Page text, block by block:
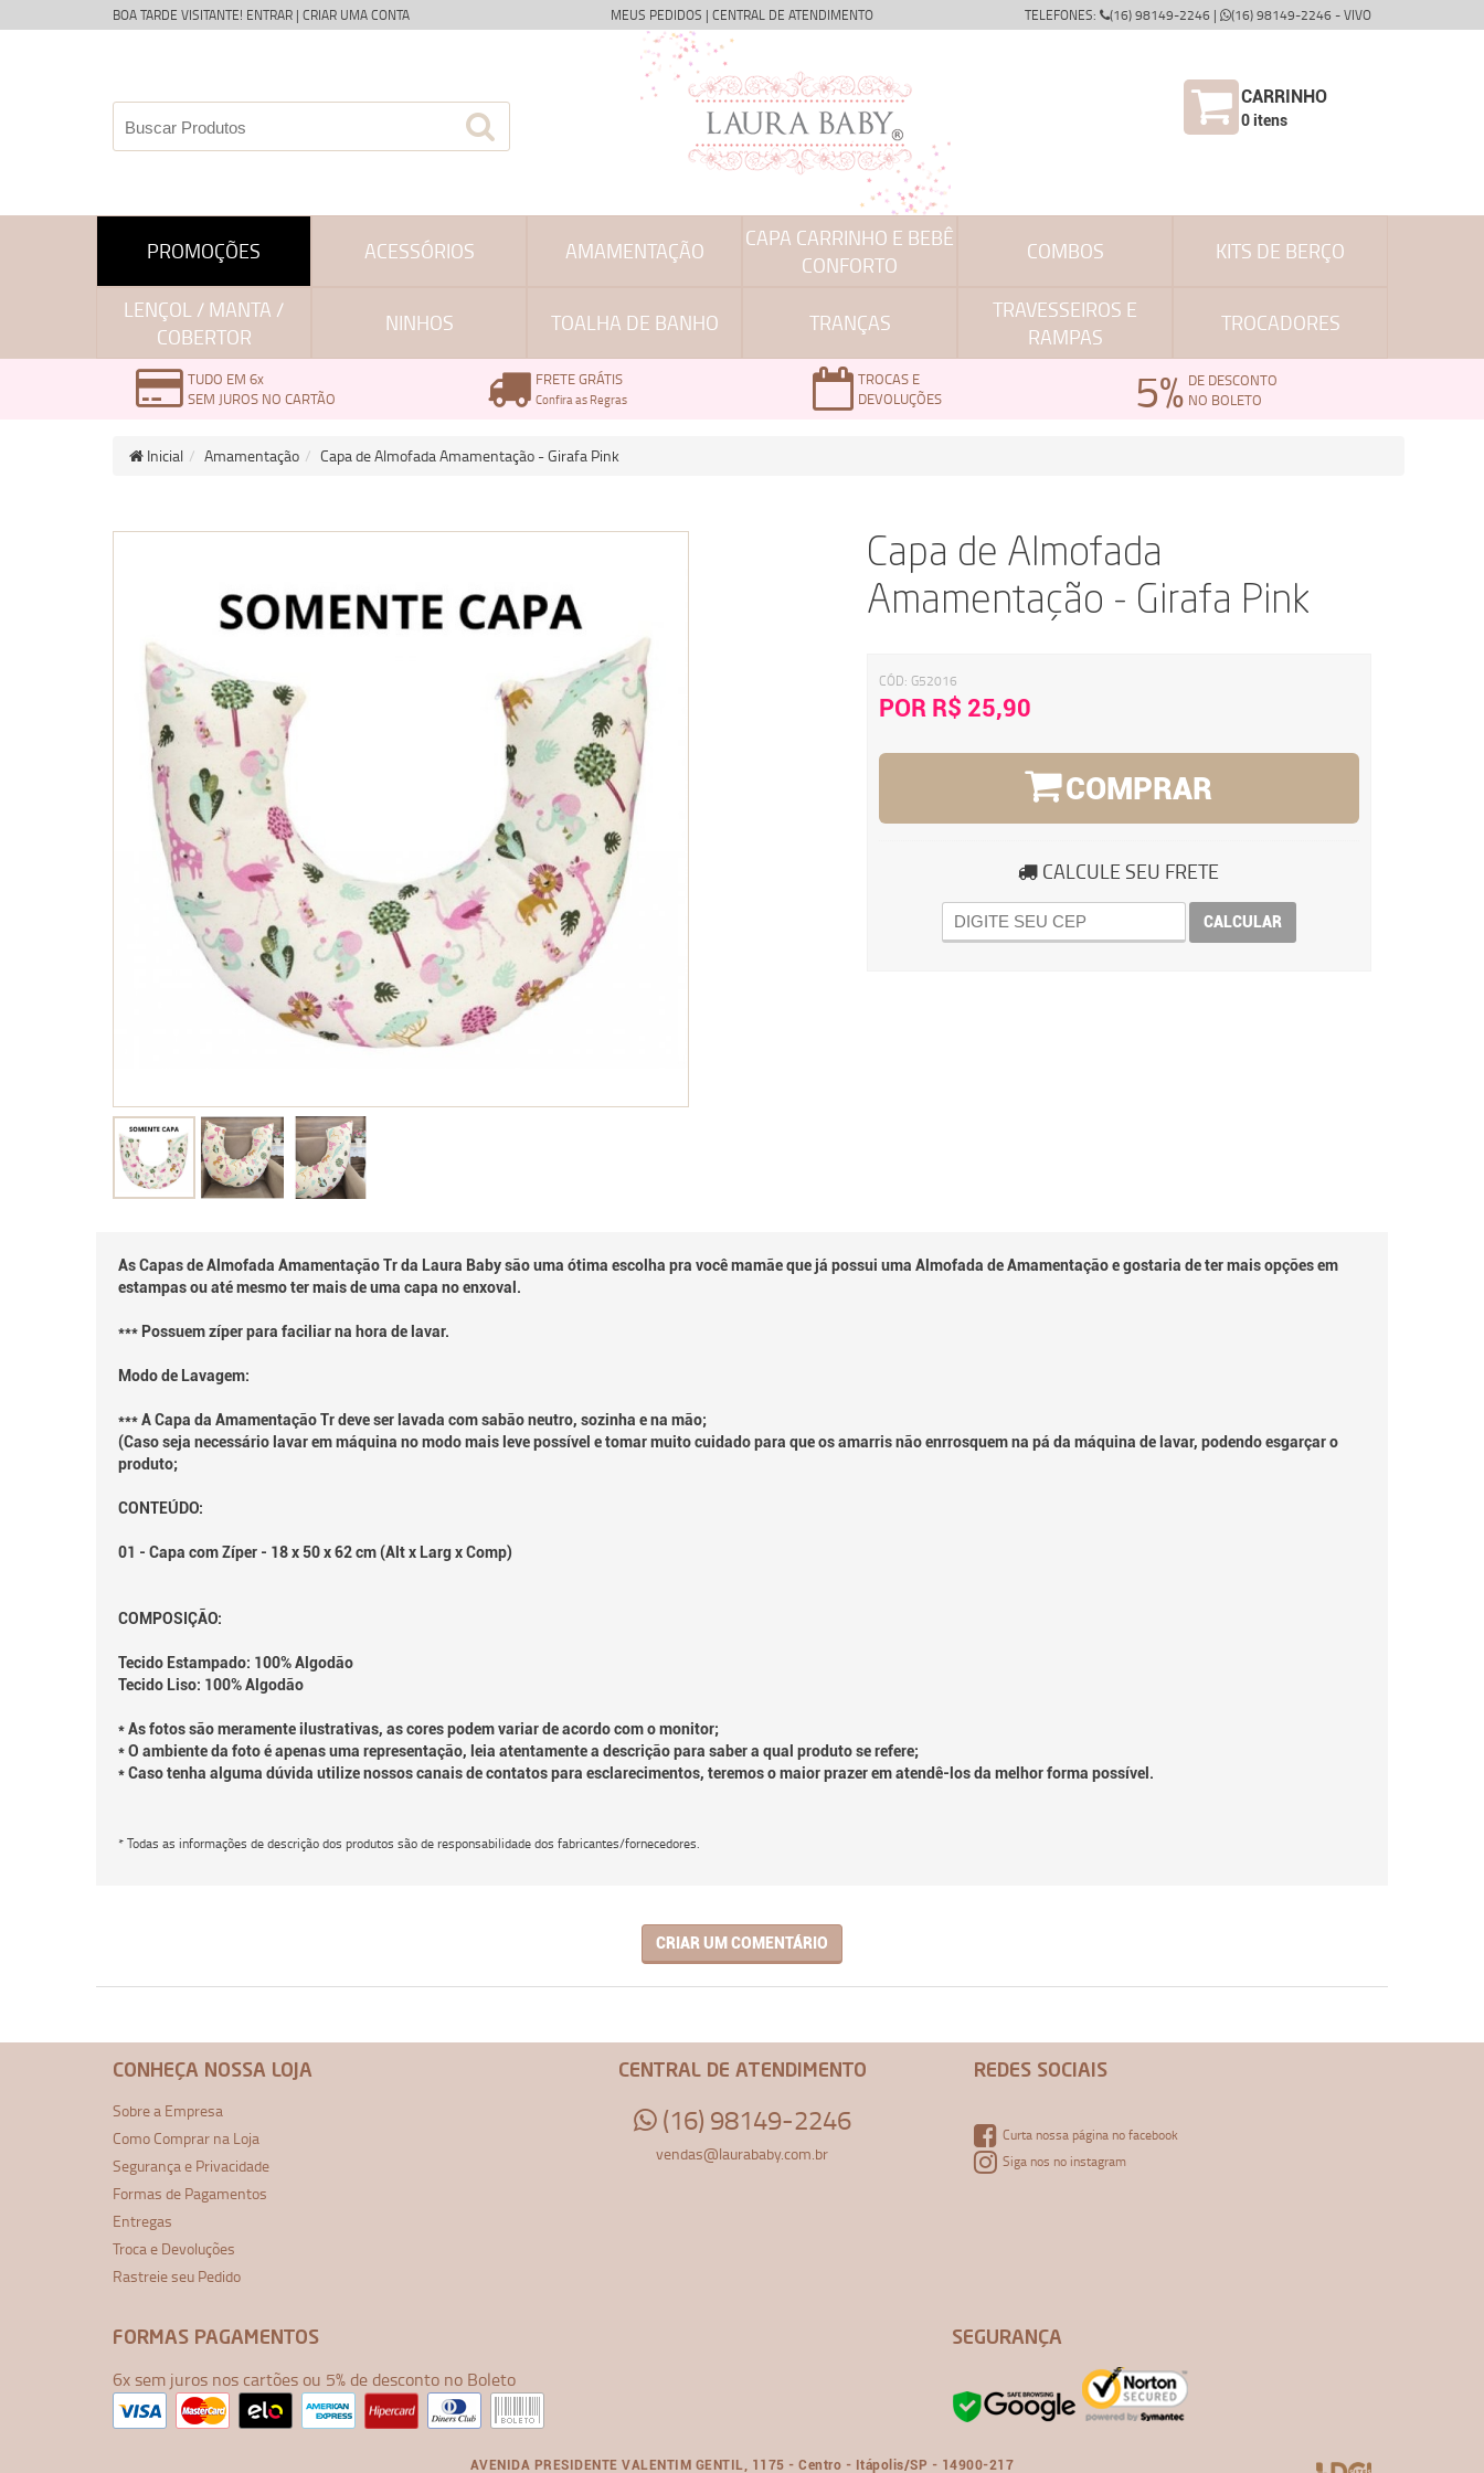
BOA TARDE VISITANTE! ENTRAR | CRIAR UMA CONTA MEUS PEDIDOS | CENTRAL DE ATENDIMENTO TELEFONES: (16) 98149-2246 | (16) 98149-2246 - VIVO
CARRINHO
0itens
PROMOÇÕES ACESSÓRIOS AMAMENTAÇÃO
CAPA CARRINHO E BEBÊ
CONFORTO
COMBOS KITS DE BERÇO
LENÇOL / MANTA /
COBERTOR
NINHOS TOALHA DE BANHO TRANÇAS
TRAVESSEIROS E
RAMPAS
TROCADORES
TUDO EM 6x
SEM JUROS NO CARTÃO
FRETE GRÁTIS
Confira as Regras
TROCAS E
DEVOLUÇÕES
5% DE DESCONTO
NO BOLETO
Inicial Amamentação Capa de Almofada Amamentação - Girafa Pink
Capa de Almofada
Amamentação - Girafa Pink
CÓD: G52016
POR R$ 25,90
COMPRAR
CALCULE SEU FRETE
CALCULAR
As Capas de Almofada Amamentação Tr da Laura Baby são uma ótima escolha pra você mamãe que já possui uma Almofada de Amamentação e gostaria de ter mais opções em
estampas ou até mesmo ter mais de uma capa no enxoval.
*** Possuem zíper para faciliar na hora de lavar.
Modo de Lavagem:
*** A Capa da Amamentação Tr deve ser lavada com sabão neutro, sozinha e na mão;
(Caso seja necessário lavar em máquina no modo mais leve possível e tomar muito cuidado para que os amarris não enrrosquem na pá da máquina de lavar, podendo esgarçar o
produto;
CONTEÚDO:
01 - Capa com Zíper - 18 x 50 x 62 cm (Alt x Larg x Comp)
COMPOSIÇÃO:
Tecido Estampado: 100% Algodão
Tecido Liso: 100% Algodão
* As fotos são meramente ilustrativas, as cores podem variar de acordo com o monitor;
* O ambiente da foto é apenas uma representação, leia atentamente a descrição para saber a qual produto se refere;
* Caso tenha alguma dúvida utilize nossos canais de contatos para esclarecimentos, teremos o maior prazer em atendê-los da melhor forma possível.
* Todas as informações de descrição dos produtos são de responsabilidade dos fabricantes/fornecedores.
CRIAR UM COMENTÁRIO
CONHEÇA NOSSA LOJA
Sobre a Empresa
Como Comprar na Loja
Segurança e Privacidade
Formas de Pagamentos
Entregas
Troca e Devoluções
Rastreie seu Pedido
CENTRAL DE ATENDIMENTO
(16) 98149-2246
vendas@laurababy.com.br
REDES SOCIAIS
Curta nossa página no facebook
Siga nos no instagram
FORMAS PAGAMENTOS
6x sem juros nos cartões ou 5% de desconto no Boleto
SEGURANÇA
AVENIDA PRESIDENTE VALENTIM GENTIL, 1175 - Centro - Itápolis/SP - 14900-217